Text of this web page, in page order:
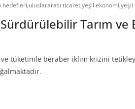
hedefleri,uluslararası ticaret,yeşil ekonomi,yeşil
Sürdürülebilir Tarım
tüketimle beraber iklim krizini